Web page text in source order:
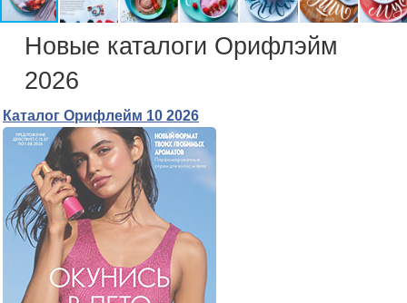
Новые каталоги Орифлэйм
2026
Каталог Орифлейм 10 2026